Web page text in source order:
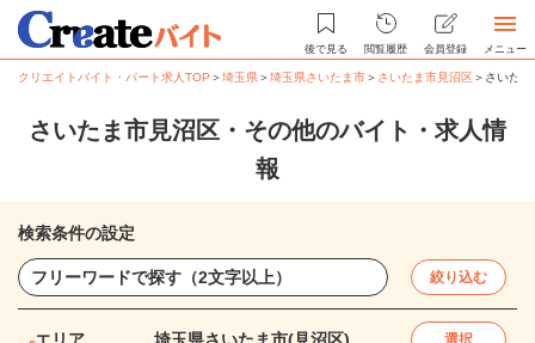
後で見る 閲覧履歴 会員登録 メニュー
クリエイトバイト・パート求人TOP ＞埼玉県＞埼玉県さいたま市＞ さいたま市見沼区＞ さいた
さいたま市見沼区・その他のバイト・求人情
報
検索条件の設定
絞り込む
選択